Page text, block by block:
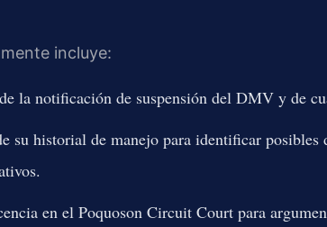
incluye:
la notificación de suspensión del DMV y de
su historial de manejo para identificar posibles
en el Poquoson Circuit Court para